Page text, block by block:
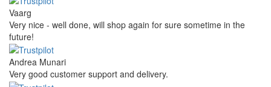
Vaarg
Very nice - well done, will shop again for sure sometime in the
future!
Andrea Munari
Very good customer support and delivery.